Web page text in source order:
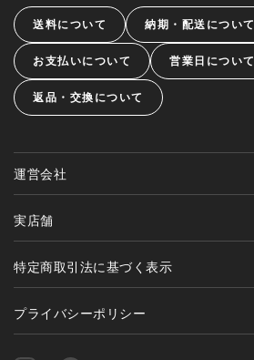
送料について 納期・配送について
お支払いについて 営業日について
返品・交換について
運営会社
実店舗
特定商取引法に基づく表示
プライバシーポリシー